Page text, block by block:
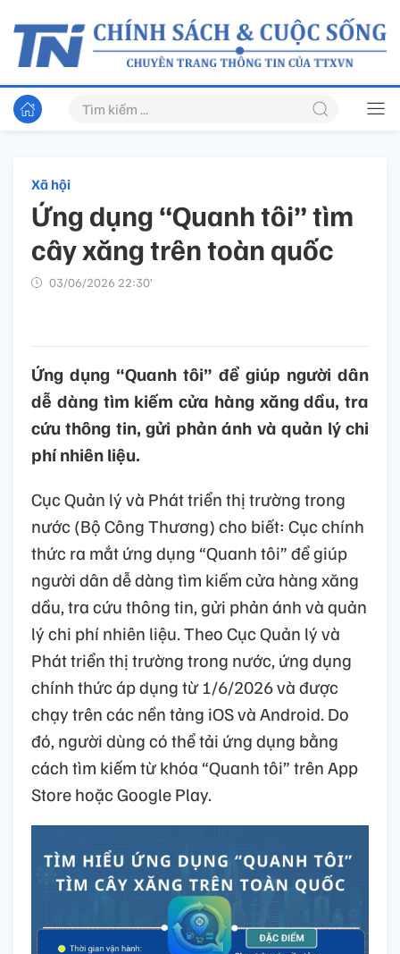
Xã hội
Ứng dụng “Quanh tôi” tìm
cây xăng trên toàn quốc
03/06/2026 22:30’
Ứng dụng “Quanh tôi” để giúp người dân
dễ dàng tìm kiếm cửa hàng xăng dầu, tra
cứu thông tin, gửi phản ánh và quản lý chi
phí nhiên liệu.
Cục Quản lý và Phát triển thị trường trong
nước (Bộ Công Thương) cho biết: Cục chính
thức ra mắt ứng dụng “Quanh tôi” để giúp
người dân dễ dàng tìm kiếm cửa hàng xăng
dầu, tra cứu thông tin, gửi phản ánh và quản
lý chi phí nhiên liệu. Theo Cục Quản lý và
Phát triển thị trường trong nước, ứng dụng
chính thức áp dụng từ 1/6/2026 và được
chạy trên các nền tảng iOS và Android. Do
đó, người dùng có thể tải ứng dụng bằng
cách tìm kiếm từ khóa “Quanh tôi” trên App
Store hoặc Google Play.